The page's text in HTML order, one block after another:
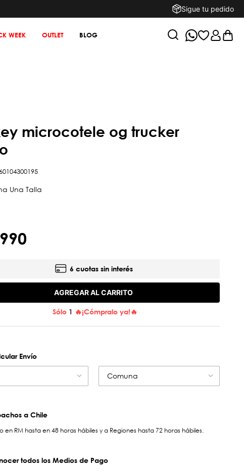
Sigue tu pedido
WEEK OUTLET BLOG
990
6 cuotas sin interés
AGREGAR AL CARRITO
Sólo 1 🔥¡Cómpralo ya!🔥
Envío
Comuna
a Chile
en RM hasta en 48 horas hábiles y a Regiones hasta 72 horas hábiles.
todos los Medios de Pago